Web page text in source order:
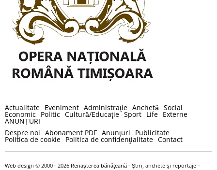
Actualitate Eveniment Administraţie Anchetă Social
Economic Politic Cultură/Educaţie Sport Life Externe
ANUNȚURI
Despre noi Abonament PDF Anunţuri Publicitate
Politica de cookie Politica de confidenţialitate Contact
Web design © 2000 - 2026 Renaşterea bănăţeană - Ştiri, anchete şi reportaje –